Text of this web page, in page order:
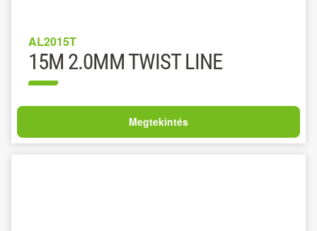
AL2015T
15M 2.0MM TWIST LINE
Megtekintés